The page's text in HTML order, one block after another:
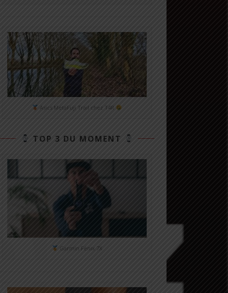
Asics MetaFuji Trail chez T4R
TOP 3 DU MOMENT
Garmin Fénix 7X